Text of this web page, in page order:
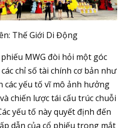
Thế Giới Di Động
MWG đòi hỏi một góc
chỉ số tài chính cơ bản như
các yếu tố vĩ mô ảnh hưởng
chiến lược tái cấu trúc chuỗi
yếu tố này quyết định đến
dẫn của cổ phiếu trong mắt